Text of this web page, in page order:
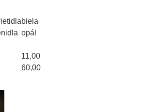
biela
opál
11,00
60,00